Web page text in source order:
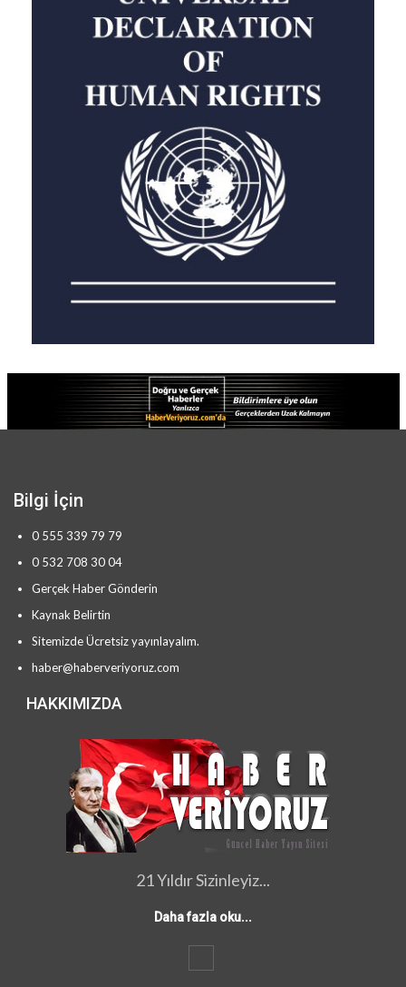
Bilgi İçin
0 555 339 79 79
0 532 708 30 04
Gerçek Haber Gönderin
Kaynak Belirtin
Sitemizde Ücretsiz yayınlayalım.
haber@haberveriyoruz.com
HAKKIMIZDA
21 Yıldır Sizinleyiz...
Daha fazla oku...